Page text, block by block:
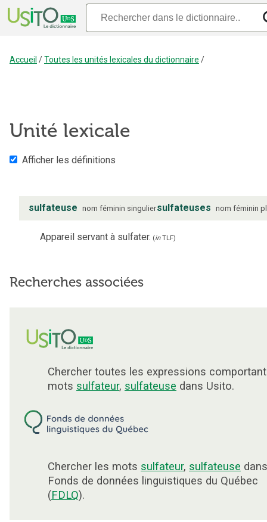
Accueil /Toutes les unités lexicales du dictionnaire /
Unité lexicale
Afficher les définitions
sulfateuse nom féminin singuliersulfateuses nom féminin
Appareil servant à sulfater. (inTLF)
Recherches associées
Chercher toutes les expressions
mots sulfateur, sulfateuse dans Usito.
Chercher les mots sulfateur, sulfateuse
Fonds de données linguistiques du Québec
(FDLQ).